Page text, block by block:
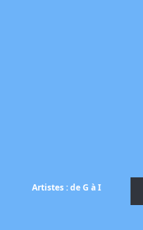
Artistes : de G à I